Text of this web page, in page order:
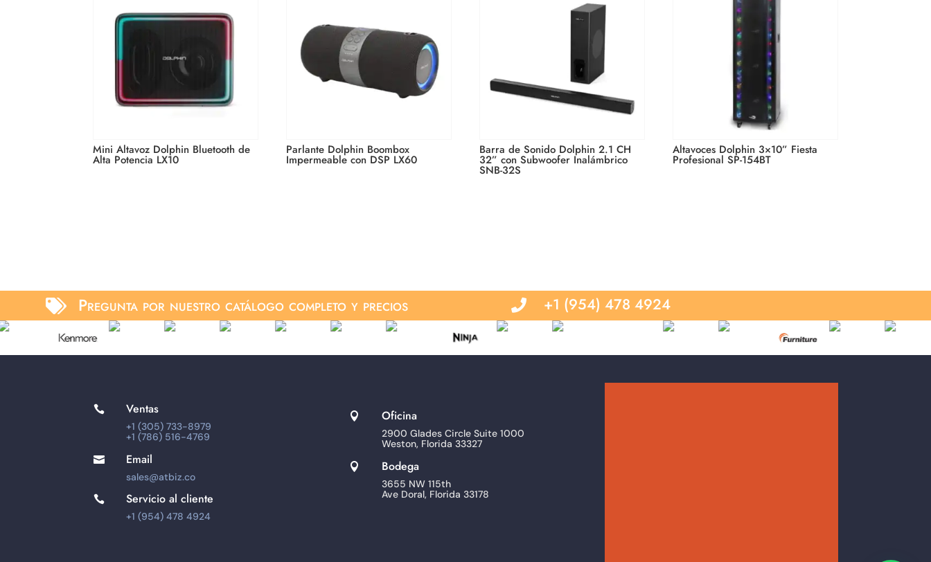
Mini Altavoz Dolphin Bluetooth de
Alta Potencia LX10
Parlante Dolphin Boombox
Impermeable con DSP LX60
Barra de Sonido Dolphin 2.1 CH
32” con Subwoofer Inalámbrico
SNB-32S
Altavoces Dolphin 3×10” Fiesta
Profesional SP-154BT
 Pregunta por nuestro catálogo completo y precios  +1 (954) 478 4924
 Ventas
+1 (305) 733-8979
+1 (786) 516-4769
 Email
sales@atbiz.co
 Servicio al cliente
+1 (954) 478 4924
 Oficina
2900 Glades Circle Suite 1000
Weston, Florida 33327
 Bodega
3655 NW 115th
Ave Doral, Florida 33178